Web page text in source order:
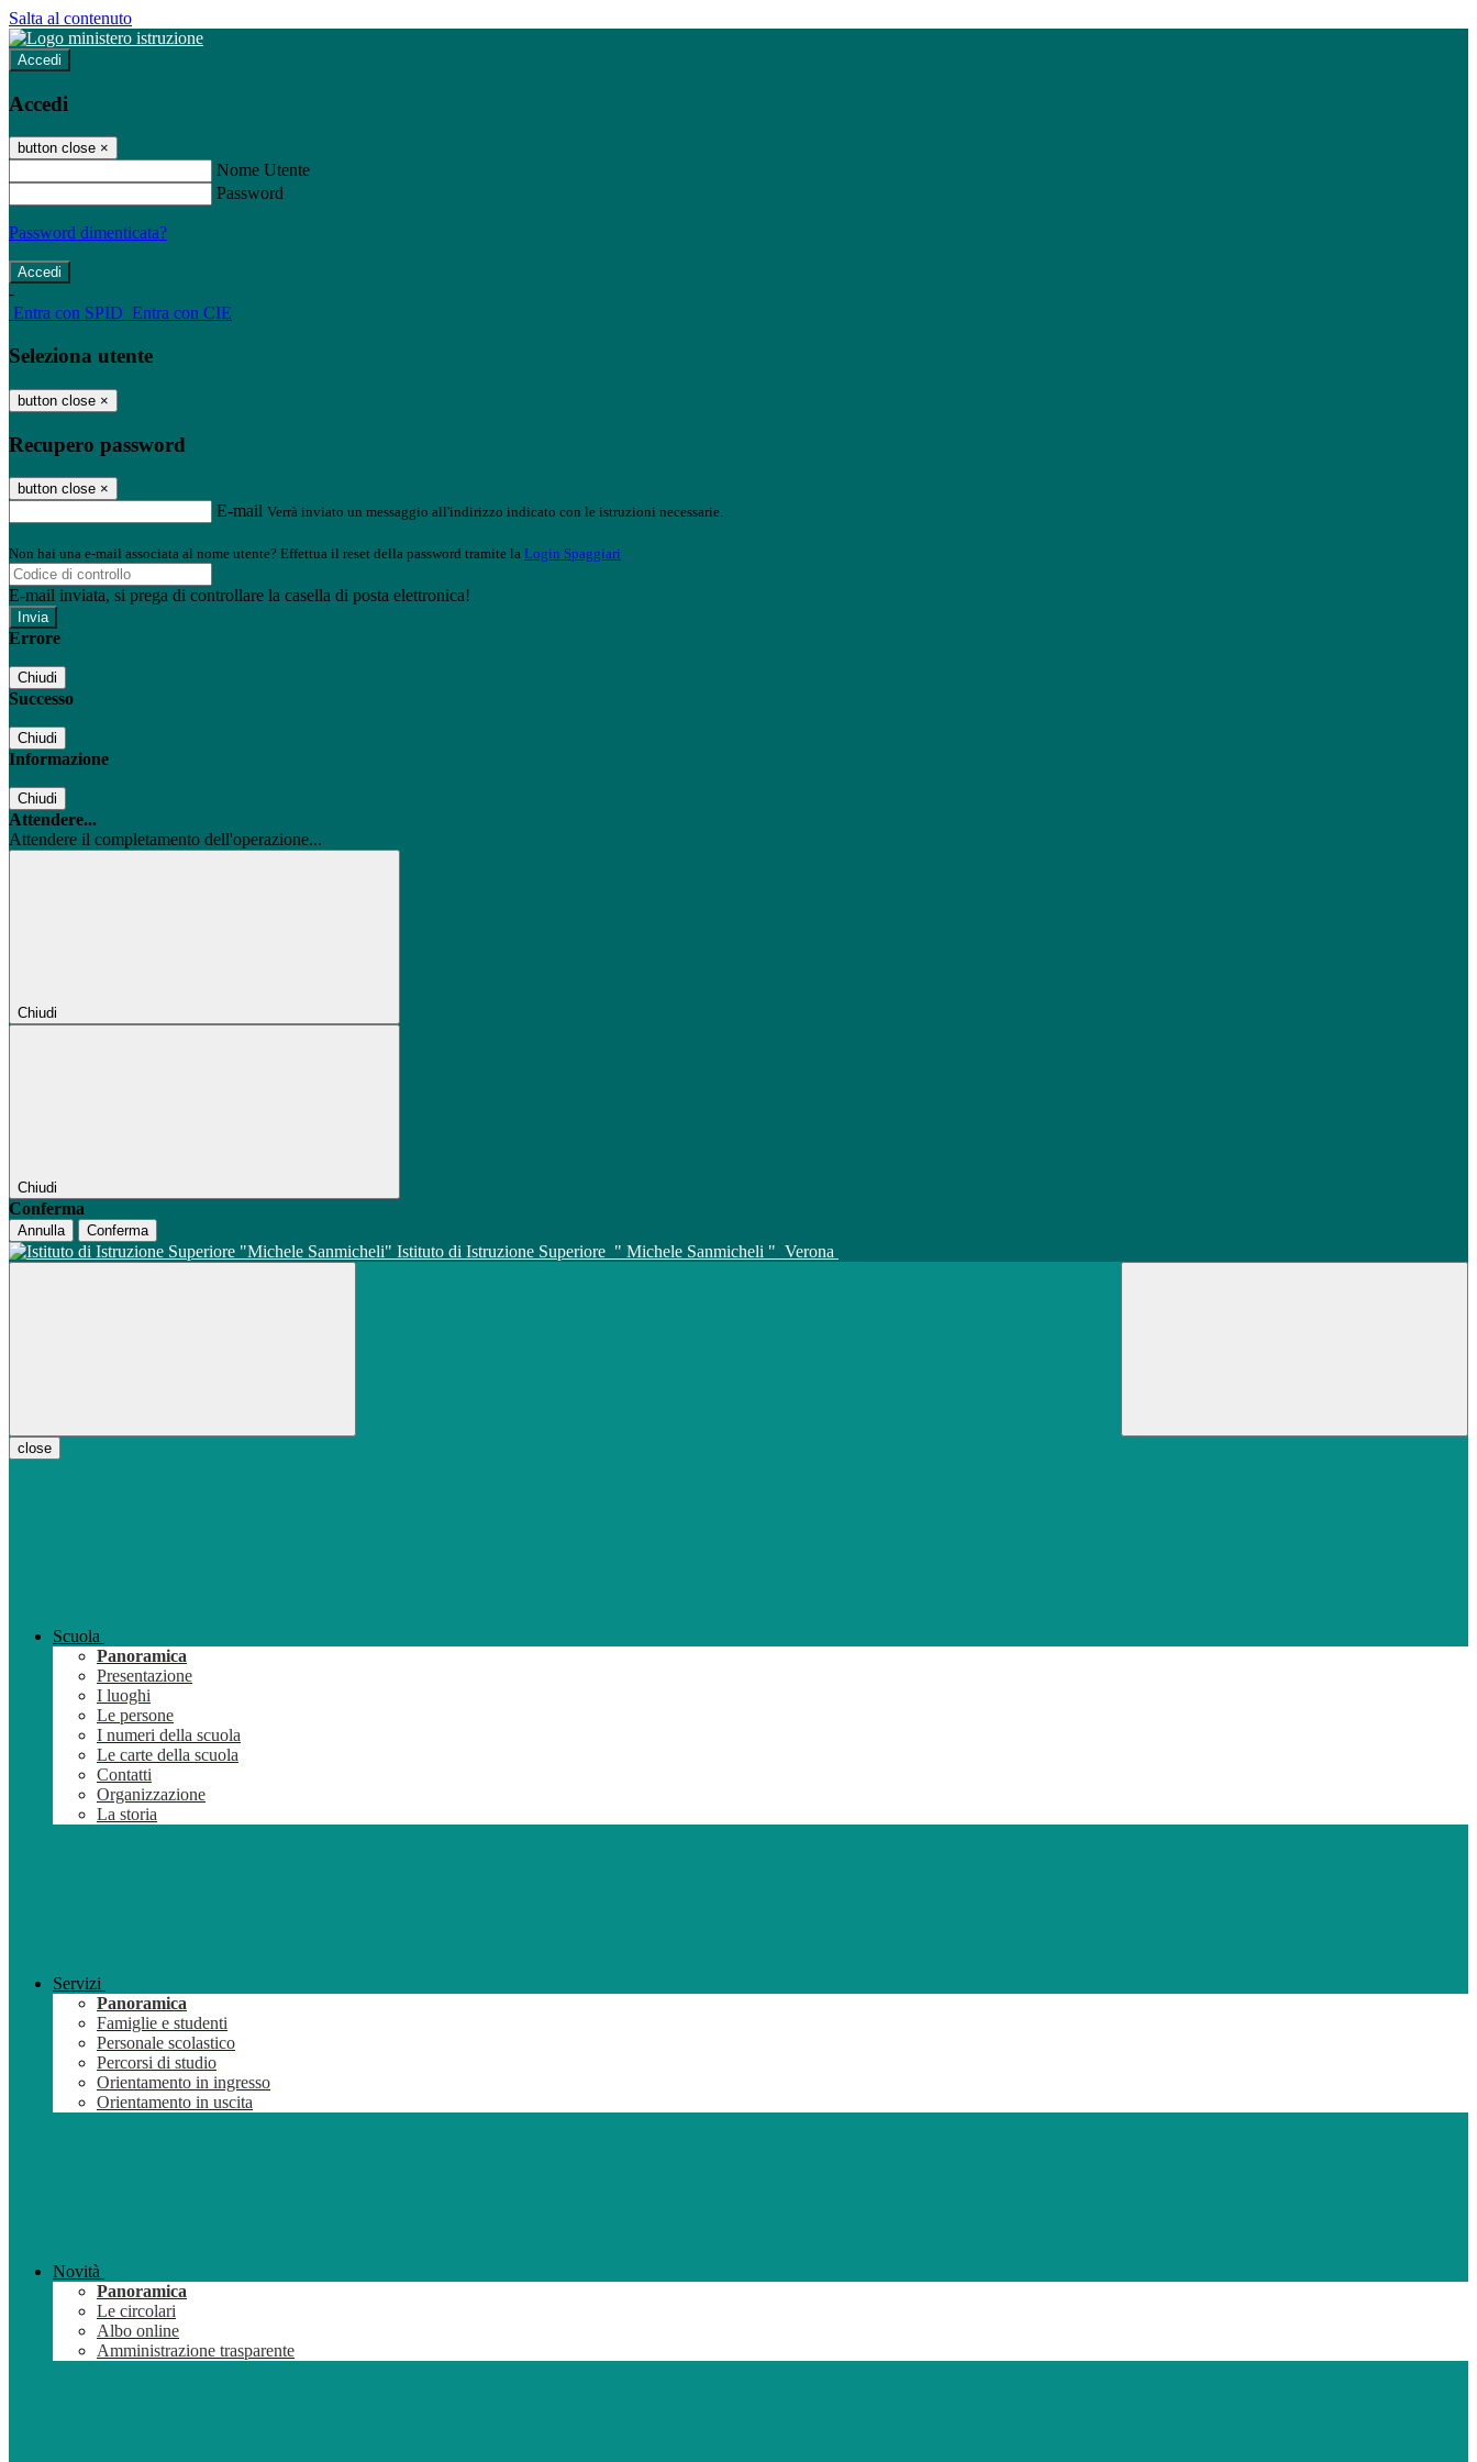
Salta al contenuto
Accedi
Accedi
button close ×
Nome Utente
Password
Password dimenticata?
-
Entra con SPID Entra con CIE
Seleziona utente
button close ×
Recupero password
button close ×
E-mail Verrà inviato un messaggio all'indirizzo indicato con le istruzioni necessarie.
Non hai una e-mail associata al nome utente? Effettua il reset della password tramite la Login Spaggiari
E-mail inviata, si prega di controllare la casella di posta elettronica!
Errore
Chiudi
Successo
Chiudi
Informazione
Chiudi
Attendere...
Attendere il completamento dell'operazione...
Chiudi
Chiudi
Conferma
Annulla Conferma
Istituto di Istruzione Superiore " Michele Sanmicheli " Verona
close
Scuola
Panoramica
Presentazione
I luoghi
Le persone
I numeri della scuola
Le carte della scuola
Contatti
Organizzazione
La storia
Servizi
Panoramica
Famiglie e studenti
Personale scolastico
Percorsi di studio
Orientamento in ingresso
Orientamento in uscita
Novità
Panoramica
Le circolari
Albo online
Amministrazione trasparente